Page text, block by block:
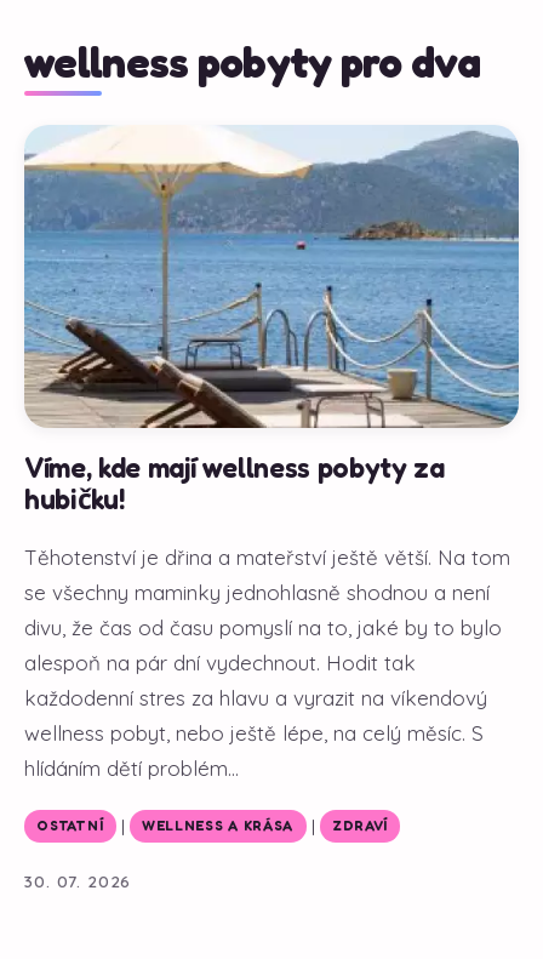
wellness pobyty pro dva
Víme, kde mají wellness pobyty za
hubičku!
Těhotenství je dřina a mateřství ještě větší. Na tom
se všechny maminky jednohlasně shodnou a není
divu, že čas od času pomyslí na to, jaké by to bylo
alespoň na pár dní vydechnout. Hodit tak
každodenní stres za hlavu a vyrazit na víkendový
wellness pobyt, nebo ještě lépe, na celý měsíc. S
hlídáním dětí problém...
OSTATNÍ | WELLNESS A KRÁSA | ZDRAVÍ
30. 07. 2026